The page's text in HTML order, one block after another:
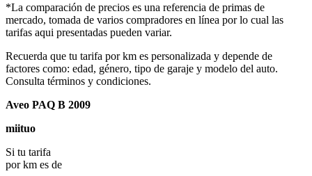
*La comparación de precios es una referencia de primas de
mercado, tomada de varios compradores en línea por lo cual las
tarifas aqui presentadas pueden variar.
Recuerda que tu tarifa por km es personalizada y depende de
factores como: edad, género, tipo de garaje y modelo del auto.
Consulta términos y condiciones.
Aveo PAQ B 2009
miituo
Si tu tarifa
por km es de